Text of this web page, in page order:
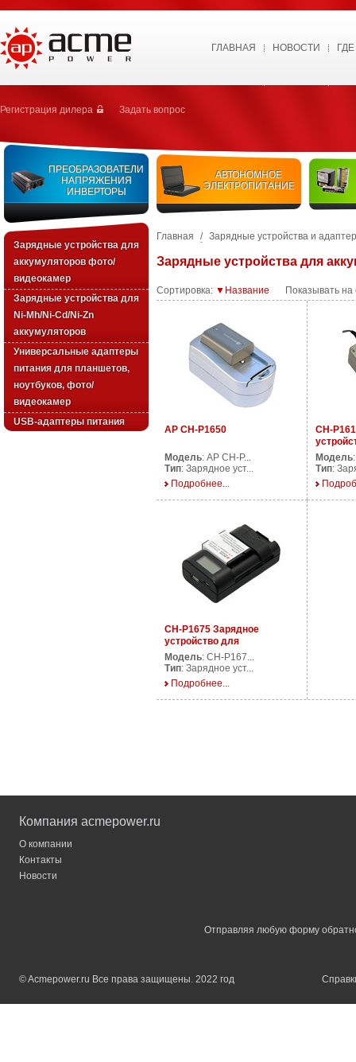
ГЛАВНАЯ НОВОСТИ
Регистрация дилера Задать вопрос
ПРЕОБРАЗОВАТЕЛИ
НАПРЯЖЕНИЯ
ИНВЕРТОРЫ
АВТОНОМНОЕ
ЭЛЕКТРОПИТАНИЕ
Зарядные устройства для
аккумуляторов фото/
видеокамер
Зарядные уcтройства для
Ni-Mh/Ni-Cd/Ni-Zn
аккумуляторов
Универсальные адаптеры
питания для планшетов,
ноутбуков, фото/
видеокамер
USB-адаптеры питания
Главная / Зарядные устройства и
Зарядные устройства для
Сортировка: ▼Название Показывать
AP CH-P1650
Модель: AP CH-P...
Тип: Зарядное уст...
Подробнее...
CH-
Модель
Тип:
CH-P1675 Зарядное
устройство для
аккумуляторов фото/
видеокамер
Модель: CH-P167...
Тип: Зарядное уст...
Подробнее...
Компания acmepower.ru
О компании
Контакты
Новости
Отправляя любую форму
© Acmepower.ru Все права защищены. 2022 год